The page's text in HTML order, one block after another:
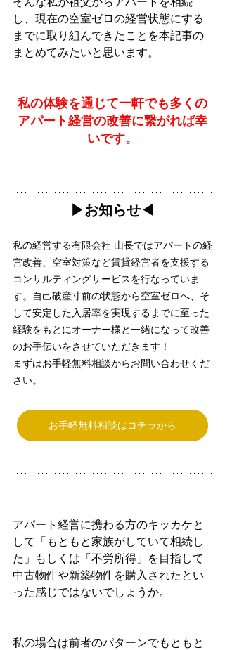
し、現在の空室ゼロの経営状態にする
までに取り組んできたことを本記事の
まとめてみたいと思います。
私の体験を通じて一軒でも多くの
アパート経営の改善に繋がれば幸
いです。
▶︎お知らせ◀︎
私の経営する有限会社 山長ではアパートの経
営改善、空室対策など賃貸経営者を支援する
コンサルティングサービスを行なっていま
す。自己破産寸前の状態から空室ゼロへ、そ
して安定した入居率を実現するまでに至った
経験をもとにオーナー様と一緒になって改善
のお手伝いをさせていただきます！
まずはお手軽無料相談からお問い合わせくだ
さい。
お手軽無料相談はコチラから
アパート経営に携わる方のキッカケと
して「もともと家族がしていて相続し
た」もしくは「不労所得」を目指して
中古物件や新築物件を購入されたとい
った感じではないでしょうか。
私の場合は前者のパターンでもともと